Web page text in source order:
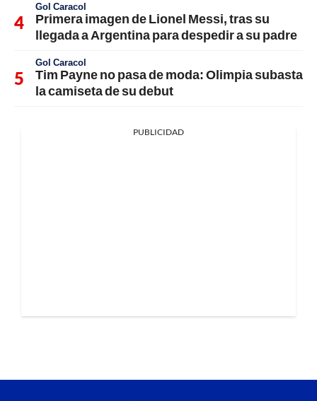
Gol Caracol
Primera imagen de Lionel Messi, tras su
llegada a Argentina para despedir a su padre
Gol Caracol
Tim Payne no pasa de moda: Olimpia subasta
la camiseta de su debut
PUBLICIDAD